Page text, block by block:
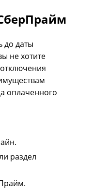
до даты
не хотите
оплаченного
раздел